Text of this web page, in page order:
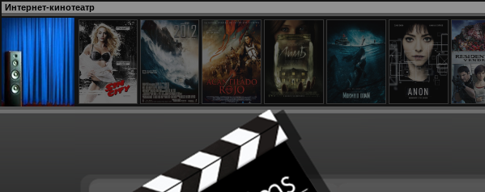
Интернет-кинотеатр